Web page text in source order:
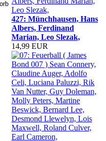
427: Münchhausen, Hans
Albers, Ferdinand
Marian, Leo Slezak,
14,99 EUR